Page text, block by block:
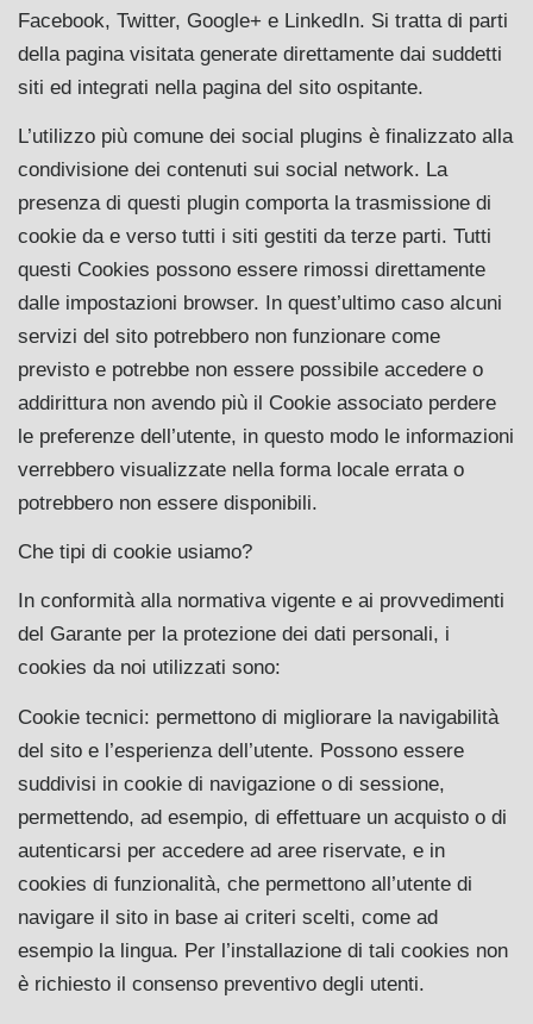
Facebook, Twitter, Google+ e LinkedIn. Si tratta di parti
della pagina visitata generate direttamente dai suddetti
siti ed integrati nella pagina del sito ospitante.
L’utilizzo più comune dei social plugins è finalizzato alla
condivisione dei contenuti sui social network. La
presenza di questi plugin comporta la trasmissione di
cookie da e verso tutti i siti gestiti da terze parti. Tutti
questi Cookies possono essere rimossi direttamente
dalle impostazioni browser. In quest’ultimo caso alcuni
servizi del sito potrebbero non funzionare come
previsto e potrebbe non essere possibile accedere o
addirittura non avendo più il Cookie associato perdere
le preferenze dell’utente, in questo modo le informazioni
verrebbero visualizzate nella forma locale errata o
potrebbero non essere disponibili.
Che tipi di cookie usiamo?
In conformità alla normativa vigente e ai provvedimenti
del Garante per la protezione dei dati personali, i
cookies da noi utilizzati sono:
Cookie tecnici: permettono di migliorare la navigabilità
del sito e l’esperienza dell’utente. Possono essere
suddivisi in cookie di navigazione o di sessione,
permettendo, ad esempio, di effettuare un acquisto o di
autenticarsi per accedere ad aree riservate, e in
cookies di funzionalità, che permettono all’utente di
navigare il sito in base ai criteri scelti, come ad
esempio la lingua. Per l’installazione di tali cookies non
è richiesto il consenso preventivo degli utenti.